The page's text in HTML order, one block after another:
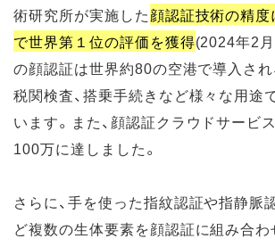
術研究所が実施した顔認証技術の精度
で世界第１位の評価を獲得(2024年2
の顔認証は世界約80の空港で導入され
税関検査、搭乗手続きなど様々な用途
います。また、顔認証クラウドサービ
100万に達しました。
さらに、手を使った指紋認証や指静脈
ど複数の生体要素を顔認証に組み合わ